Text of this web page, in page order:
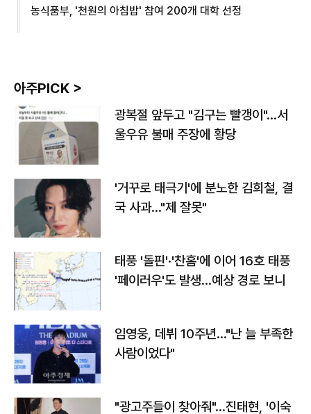
농식품부, '천원의 아침밥' 참여 200개 대학 선정
아주PICK >
광복절 앞두고 "김구는 빨갱이"…서
울우유 불매 주장에 황당
'거꾸로 태극기'에 분노한 김희철, 결
국 사과…"제 잘못"
태풍 '돌핀'·'찬홈'에 이어 16호 태풍
'페이러우'도 발생…예상 경로 보니
임영웅, 데뷔 10주년…"난 늘 부족한
사람이었다"
"광고주들이 찾아줘"…진태현, '이숙